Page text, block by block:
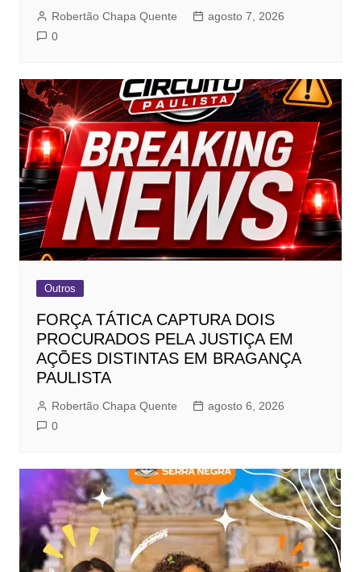
Robertão Chapa Quente
agosto 7, 2026
0
Outros
FORÇA TÁTICA CAPTURA DOIS
PROCURADOS PELA JUSTIÇA EM
AÇÕES DISTINTAS EM BRAGANÇA
PAULISTA
Robertão Chapa Quente
agosto 6, 2026
0